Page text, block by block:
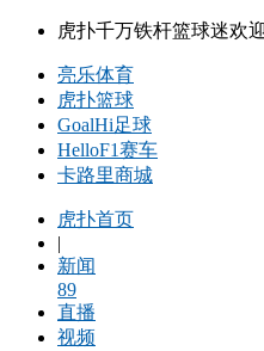
虎扑千万铁杆篮球迷欢
亮乐体育
虎扑篮球
GoalHi足球
HelloF1赛车
卡路里商城
虎扑首页
|
新闻
89
直播
视频